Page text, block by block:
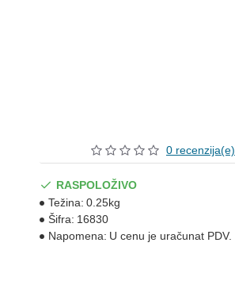
0 recenzija(e)
RASPOLOŽIVO
Težina: 0.25kg
Šifra: 16830
Napomena: U cenu je uračunat PDV.